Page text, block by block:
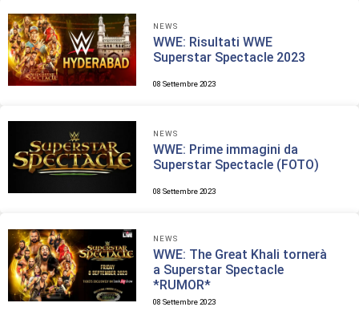
NEWS
WWE: Risultati WWE
Superstar Spectacle 2023
08 Settembre 2023
NEWS
WWE: Prime immagini da
Superstar Spectacle (FOTO)
08 Settembre 2023
NEWS
WWE: The Great Khali tornerà
a Superstar Spectacle
*RUMOR*
08 Settembre 2023